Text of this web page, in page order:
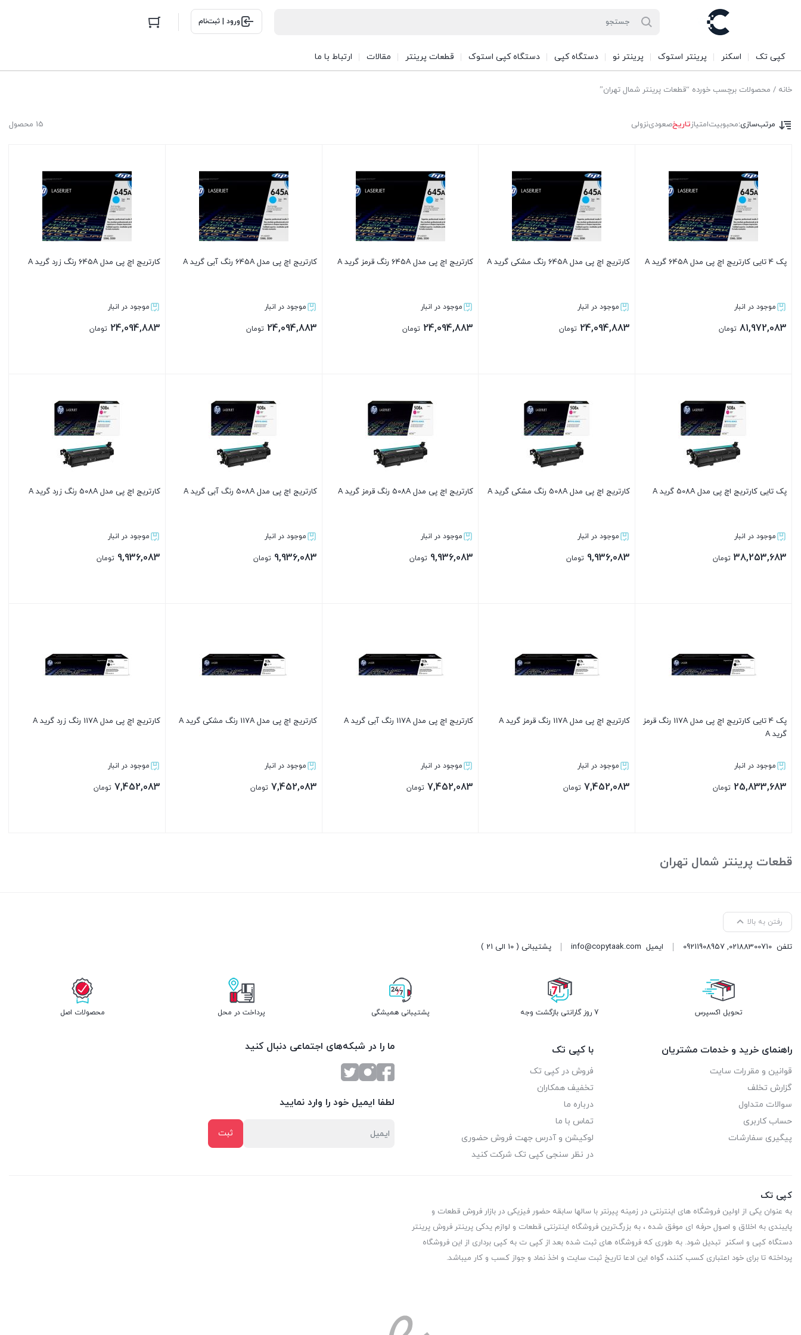
ورود | ثبت‌نام
کپی تک اسکنر پرینتر استوک پرینتر نو دستگاه کپی دستگاه کپی استوک قطعات پرینتر مقالات ارتباط با ما
خانه / محصولات برچسب خورده “قطعات پرینتر شمال تهران”
15 محصول مرتب‌سازی:محبوبیتامتیازتاریخصعودینزولی
پک 4 تایی کارتریج اچ پی مدل 645A گرید A
موجود در انبار
81,972,083 تومان
کارتریج اچ پی مدل 645A رنگ مشکی گرید A
موجود در انبار
24,094,883 تومان
کارتریج اچ پی مدل 645A رنگ قرمز گرید A
موجود در انبار
24,094,883 تومان
کارتریج اچ پی مدل 645A رنگ آبی گرید A
موجود در انبار
24,094,883 تومان
کارتریج اچ پی مدل 645A رنگ زرد گرید A
موجود در انبار
24,094,883 تومان
پک تایی کارتریج اچ پی مدل 508A گرید A
موجود در انبار
38,253,683 تومان
کارتریج اچ پی مدل 508A رنگ مشکی گرید A
موجود در انبار
9,936,083 تومان
کارتریج اچ پی مدل 508A رنگ قرمز گرید A
موجود در انبار
9,936,083 تومان
کارتریج اچ پی مدل 508A رنگ آبی گرید A
موجود در انبار
9,936,083 تومان
کارتریج اچ پی مدل 508A رنگ زرد گرید A
موجود در انبار
9,936,083 تومان
پک 4 تایی کارتریج اچ پی مدل 117A رنگ قرمز
گرید A
موجود در انبار
25,833,683 تومان
کارتریج اچ پی مدل 117A رنگ قرمز گرید A
موجود در انبار
7,452,083 تومان
کارتریج اچ پی مدل 117A رنگ آبی گرید A
موجود در انبار
7,452,083 تومان
کارتریج اچ پی مدل 117A رنگ مشکی گرید A
موجود در انبار
7,452,083 تومان
کارتریج اچ پی مدل 117A رنگ زرد گرید A
موجود در انبار
7,452,083 تومان
قطعات پرینتر شمال تهران
رفتن به بالا
تلفن 02188300710
,
09211908957 ایمیل info@copytaak.com پشتیبانی ( 10 الی 21 )
تحویل اکسپرس 7 روز گارانتی بازگشت وجه پشتیبانی همیشگی پرداخت در محل محصولات اصل
راهنمای خرید و خدمات مشتریان
قوانین و مقررات سایت
گزارش تخلف
سوالات متداول
حساب کاربری
پیگیری سفارشات
با کپی تک
فروش در کپی تک
تخفیف همکاران
درباره ما
تماس با ما
لوکیشن و آدرس جهت فروش حضوری
در نظر سنجی کپی تک شرکت کنید
ما را در شبکه‌های اجتماعی دنبال کنید
لطفا ایمیل خود را وارد نمایید
کپی تک
به عنوان یکی از اولین فروشگاه های اینترنتی در زمینه پیرنتر با سالها سابقه حضور فیزیکی در بازار فروش قطعات و
پایبندی به اخلاق و اصول حرفه ای موفق شده ، به بزرگ‌ترین فروشگاه اینترنتی قطعات و لوازم یدکی پرینتر فروش پرینتر
دستگاه کپی و اسکنر تبدیل شود. به طوری که فروشگاه های ثبت شده بعد از کپی ت به کپی برداری از این فروشگاه
پرداخته تا برای خود اعتباری کسب کنند، گواه این ادعا تاریخ ثبت سایت و اخذ نماد و جواز کسب و کار میباشد.